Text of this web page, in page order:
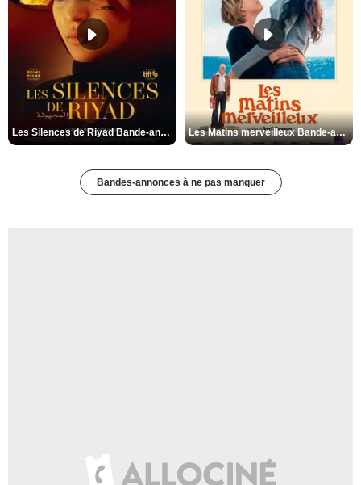
Les Silences de Riyad Bande-annonce VO STFR Les Matins merveilleux Bande-annonce VF
Bandes-annonces à ne pas manquer